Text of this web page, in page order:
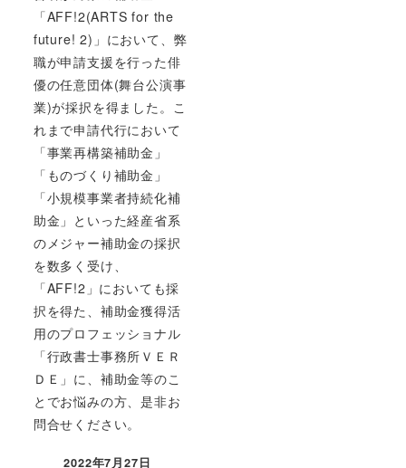
「AFF!2(ARTS for the
future! 2)」において、弊
職が申請支援を行った俳
優の任意団体(舞台公演事
業)が採択を得ました。こ
れまで申請代行において
「事業再構築補助金」
「ものづくり補助金」
「小規模事業者持続化補
助金」といった経産省系
のメジャー補助金の採択
を数多く受け、
「AFF!2」においても採
択を得た、補助金獲得活
用のプロフェッショナル
「行政書士事務所ＶＥＲ
ＤＥ」に、補助金等のこ
とでお悩みの方、是非お
問合せください。
2022年7月27日